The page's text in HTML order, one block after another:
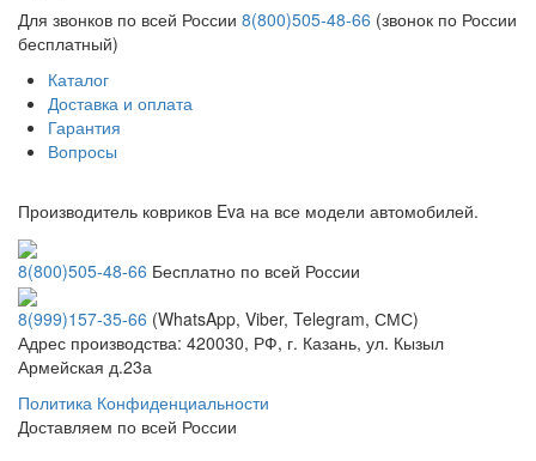
Для звонков по всей России 8(800)505-48-66 (звонок по России
бесплатный)
Каталог
Доставка и оплата
Гарантия
Вопросы
Производитель ковриков Eva на все модели автомобилей.
8(800)505-48-66 Бесплатно по всей России
8(999)157-35-66 (WhatsApp, Viber, Telegram, СМС)
Адрес производства: 420030, РФ, г. Казань, ул. Кызыл
Армейская д.23а
Политика Конфиденциальности
Доставляем по всей России